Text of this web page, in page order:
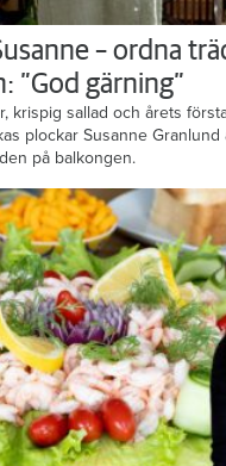
– ordna
”God gärning”
krispig sallad och årets
plockar Susanne
på balkongen.